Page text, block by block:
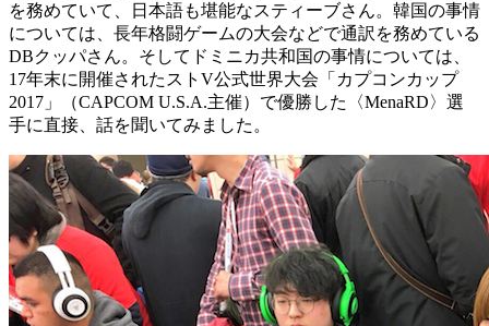
を務めていて、日本語も堪能なスティーブさん。韓国の事情
については、長年格闘ゲームの大会などで通訳を務めている
DBクッパさん。そしてドミニカ共和国の事情については、
17年末に開催されたストV公式世界大会「カプコンカップ
2017」（CAPCOM U.S.A.主催）で優勝した〈MenaRD〉選
手に直接、話を聞いてみました。